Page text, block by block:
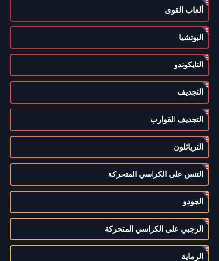
ألعاب القوى
البوتشيا
التايكوندو
التجديف
التجديف القوارب
الترياثلون
التنس على الكراسي المتحركة
الجودو
الرجبي على الكراسي المتحركة
الرماية